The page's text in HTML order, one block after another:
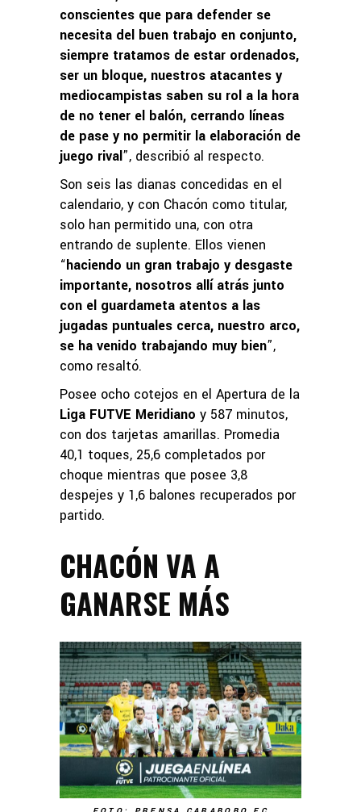
conscientes que para defender se
necesita del buen trabajo en conjunto,
siempre tratamos de estar ordenados,
ser un bloque, nuestros atacantes y
mediocampistas saben su rol a la hora
de no tener el balón, cerrando líneas
de pase y no permitir la elaboración de
juego rival”, describió al respecto.
Son seis las dianas concedidas en el
calendario, y con Chacón como titular,
solo han permitido una, con otra
entrando de suplente. Ellos vienen
“haciendo un gran trabajo y desgaste
importante, nosotros allí atrás junto
con el guardameta atentos a las
jugadas puntuales cerca, nuestro arco,
se ha venido trabajando muy bien”,
como resaltó.
Posee ocho cotejos en el Apertura de la
Liga FUTVE Meridiano y 587 minutos,
con dos tarjetas amarillas. Promedia
40,1 toques, 25,6 completados por
choque mientras que posee 3,8
despejes y 1,6 balones recuperados por
partido.
CHACÓN VA A
GANARSE MÁS